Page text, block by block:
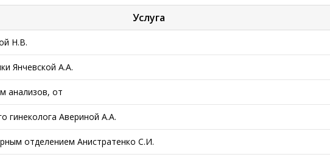
Услуга
Н.В.
Янчевской А.А.
анализов, от
гинеколога Авериной А.А.
отделением Анистратенко С.И.